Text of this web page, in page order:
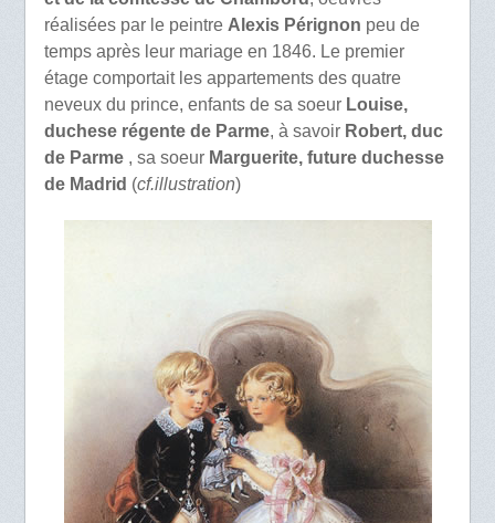
réalisées par le peintre Alexis Pérignon peu de
temps après leur mariage en 1846. Le premier
étage comportait les appartements des quatre
neveux du prince, enfants de sa soeur Louise,
duchese régente de Parme, à savoir Robert, duc
de Parme, sa soeur Marguerite, future duchesse
de Madrid (cf.illustration)